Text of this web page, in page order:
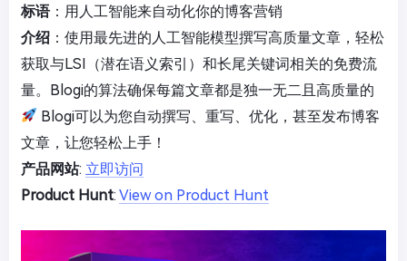
标语：用人工智能来自动化你的博客营销
介绍 ：使用最先进的人工智能模型撰写高质量文章，轻松
获取与LSI（潜在语义索引）和长尾关键词相关的免费流
量。Blogi的算法确保每篇文章都是独一无二且高质量的
Blogi可以为您自动撰写、重写、优化，甚至发布博客
文章，让您轻松上手！
产品网站: 立即访问
Product Hunt: View on Product Hunt